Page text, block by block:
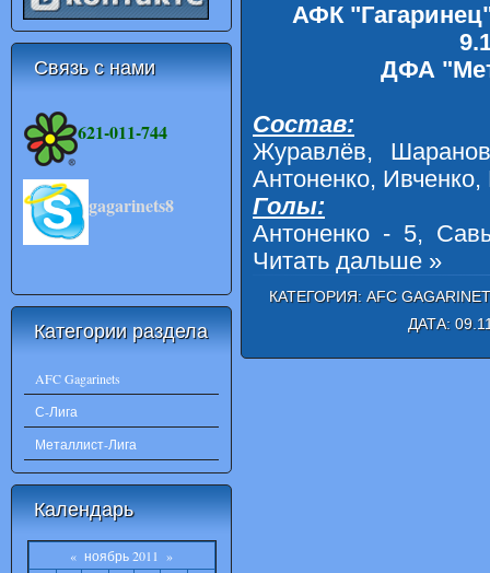
Связь с нами
621-011-744
gagarinets8
Категории раздела
AFC Gagarinets
С-Лига
Металлист-Лига
Календарь
« ноябрь 2011 »
АФК
9
ДФА
Состав:
Журавлёв,
Антоненко,
Голы:
Антоненко - 5,
Читать дальше »
КАТЕГОРИЯ: AFC
ДАТА: